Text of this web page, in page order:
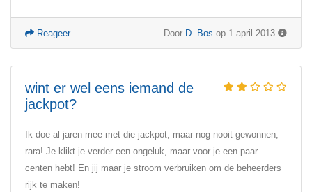
Door D. Bos op 1 april 2013
Reageer
wint er wel eens iemand de
jackpot?
Ik doe al jaren mee met die jackpot, maar nog nooit gewonnen,
rara! Je klikt je verder een ongeluk, maar voor je een paar
centen hebt! En jij maar je stroom verbruiken om de beheerders
rijk te maken!